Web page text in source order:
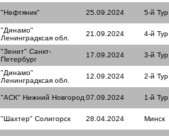
"Нефтяник" 25.09.2024 5-й Тур
"Динамо"
Ленинградксая обл.
21.09.2024 4-й Тур
"Зенит" Санкт-
Петербург
17.09.2024 3-й Тур
"Динамо"
Ленинградксая обл.
12.09.2024 2-й Тур
"АСК" Нижний Новгород 07.09.2024 1-й Тур
"Шахтер" Солигорск 28.04.2024 Минск